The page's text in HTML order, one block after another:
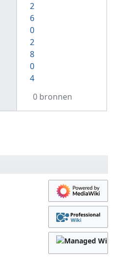
2
6
0
2
8
0
4
0 bronnen